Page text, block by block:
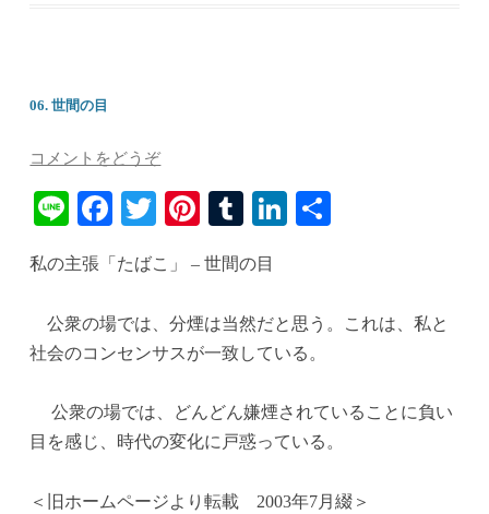
06. 世間の目
コメントをどうぞ
Li
ne
Fa
bo
ok
T
tte
Pi
nt
er
es
t
T
m
bl
r
Li
In
私の主張「たばこ」 – 世間の目
公衆の場では、分煙は当然だと思う。これは、私と
社会のコンセンサスが一致している。
公衆の場では、どんどん嫌煙されていることに負い
目を感じ、時代の変化に戸惑っている。
＜旧ホームページより転載 2003年7月綴＞